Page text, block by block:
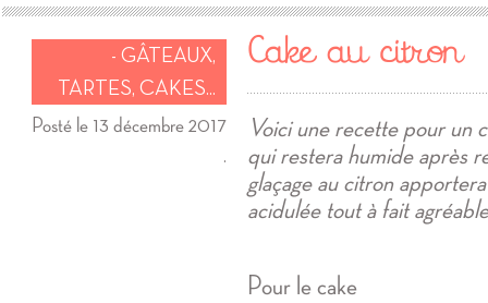
- GÂTEAUX,
TARTES, CAKES...
Posté le 13 décembre 2017
.
Cake au citron
Voici une recette pour un
qui restera humide après
glaçage au citron
acidulée tout à fait
Pour le cake